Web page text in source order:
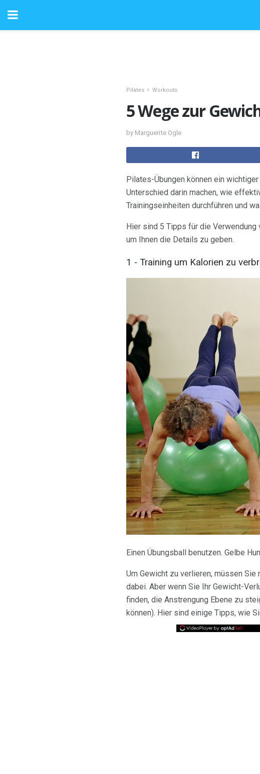
Pilates Workouts
5 Wege zur
by Marguerite Ogle
Pilates-Übungen können ein
Unterschied darin machen, wie
Trainingseinheiten durchführen und
Hier sind 5 Tipps für die Verwendung
um Ihnen die Details zu geben.
1 - Training um Kalorien zu
Einen Übungsball benutzen. Gelbe
Um Gewicht zu verlieren, müssen Sie
dabei. Aber wenn Sie Ihr Gewicht-
finden, die Anstrengung Ebene zu
können). Hier sind einige Tipps, wie